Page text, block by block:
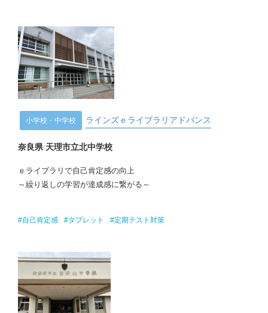
小学校・中学校 ラインズｅライブラリアドバンス
奈良県 天理市立北中学校
ｅライブラリで自己肯定感の向上
～繰り返しの学習が達成感に繋がる～
#自己肯定感 #タブレット #定期テスト対策